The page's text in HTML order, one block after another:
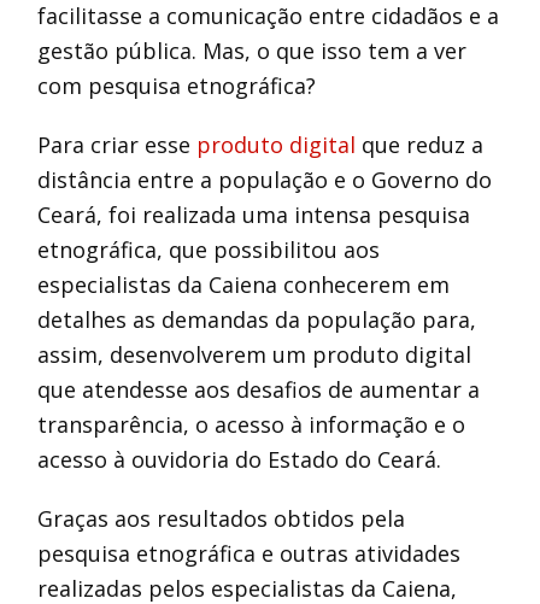
facilitasse a comunicação entre cidadãos e a
gestão pública. Mas, o que isso tem a ver
com pesquisa etnográfica?
Para criar esse produto digital que reduz a
distância entre a população e o Governo do
Ceará, foi realizada uma intensa pesquisa
etnográfica, que possibilitou aos
especialistas da Caiena conhecerem em
detalhes as demandas da população para,
assim, desenvolverem um produto digital
que atendesse aos desafios de aumentar a
transparência, o acesso à informação e o
acesso à ouvidoria do Estado do Ceará.
Graças aos resultados obtidos pela
pesquisa etnográfica e outras atividades
realizadas pelos especialistas da Caiena,